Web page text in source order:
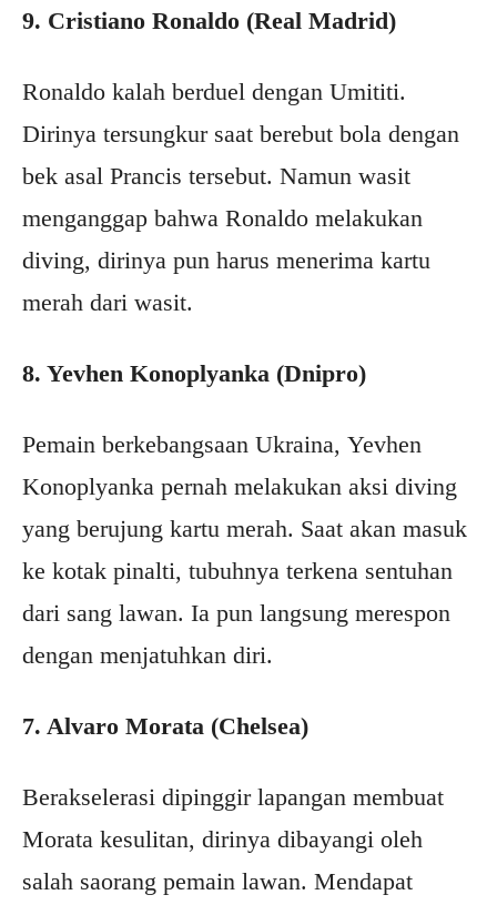
9. Cristiano Ronaldo (Real Madrid)
Ronaldo kalah berduel dengan Umititi.
Dirinya tersungkur saat berebut bola dengan
bek asal Prancis tersebut. Namun wasit
menganggap bahwa Ronaldo melakukan
diving, dirinya pun harus menerima kartu
merah dari wasit.
8. Yevhen Konoplyanka (Dnipro)
Pemain berkebangsaan Ukraina, Yevhen
Konoplyanka pernah melakukan aksi diving
yang berujung kartu merah. Saat akan masuk
ke kotak pinalti, tubuhnya terkena sentuhan
dari sang lawan. Ia pun langsung merespon
dengan menjatuhkan diri.
7. Alvaro Morata (Chelsea)
Berakselerasi dipinggir lapangan membuat
Morata kesulitan, dirinya dibayangi oleh
salah saorang pemain lawan. Mendapat